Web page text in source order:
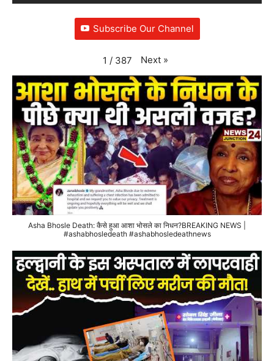
Subscribe Our Channel
1 / 387 Next »
Asha Bhosle Death: कैसे हुआ आशा भोसले का निधन?BREAKING NEWS |
#ashabhosledeath #ashabhosledeathnews